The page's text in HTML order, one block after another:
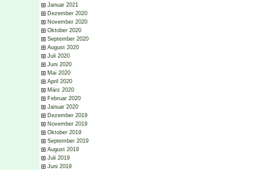
Januar 2021
Dezember 2020
November 2020
Oktober 2020
September 2020
August 2020
Juli 2020
Juni 2020
Mai 2020
April 2020
März 2020
Februar 2020
Januar 2020
Dezember 2019
November 2019
Oktober 2019
September 2019
August 2019
Juli 2019
Juni 2019